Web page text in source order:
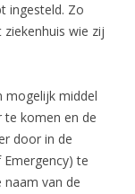
ingesteld. Zo
wie zij
mogelijk middel
komen en de
door in de
te
van de